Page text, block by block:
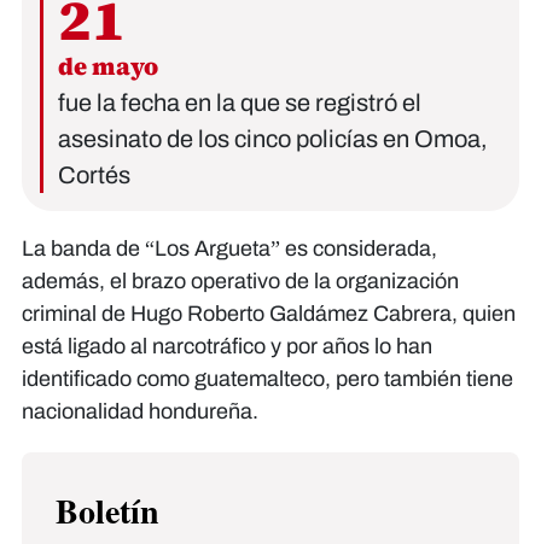
21
de mayo
fue la fecha en la que se registró el
asesinato de los cinco policías en Omoa,
Cortés
La banda de “Los Argueta” es considerada,
además, el brazo operativo de la organización
criminal de Hugo Roberto Galdámez Cabrera, quien
está ligado al narcotráfico y por años lo han
identificado como guatemalteco, pero también tiene
nacionalidad hondureña.
Boletín